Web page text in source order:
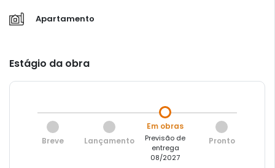
Apartamento
Estágio da obra
Breve Lançamento
Em obras
Previsão de
entrega
08/2027
Pronto